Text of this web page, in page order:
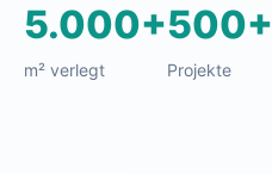
5.000+
m² verlegt
500+
Projekte